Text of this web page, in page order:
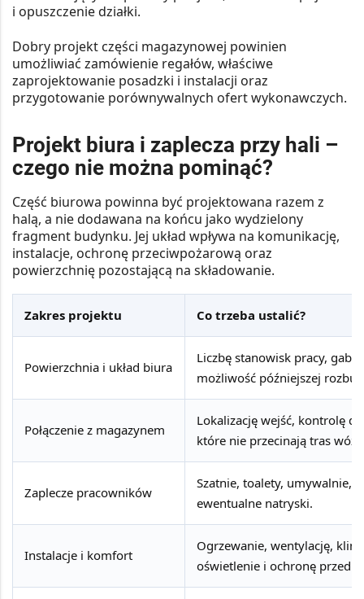
i opuszczenie działki.
Dobry projekt części magazynowej powinien
umożliwiać zamówienie regałów, właściwe
zaprojektowanie posadzki i instalacji oraz
przygotowanie porównywalnych ofert wykonawczych.
Projekt biura i zaplecza przy hali –
czego nie można pominąć?
Część biurowa powinna być projektowana razem z
halą, a nie dodawana na końcu jako wydzielony
fragment budynku. Jej układ wpływa na komunikację,
instalacje, ochronę przeciwpożarową oraz
powierzchnię pozostającą na składowanie.
Zakres projektu Co trzeba ustalić?
Powierzchnia i układ biura
Liczbę stanowisk pracy,
możliwość późniejszej
Połączenie z magazynem
Lokalizację wejść, kontrolę
które nie przecinają tras
Zaplecze pracowników
Szatnie, toalety, umywalnie,
ewentualne natryski.
Instalacje i komfort
Ogrzewanie, wentylację,
oświetlenie i ochronę przed